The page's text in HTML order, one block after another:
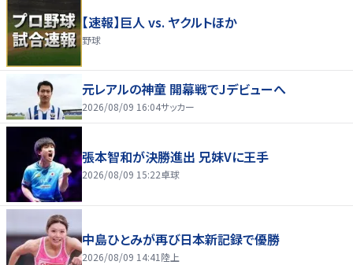
【速報】巨人 vs. ヤクルトほか
野球
元レアルの神童 開幕戦でJデビューへ
2026/08/09 16:04サッカー
張本智和が決勝進出 兄妹Vに王手
2026/08/09 15:22卓球
中島ひとみが再び日本新記録で優勝
2026/08/09 14:41 陸上